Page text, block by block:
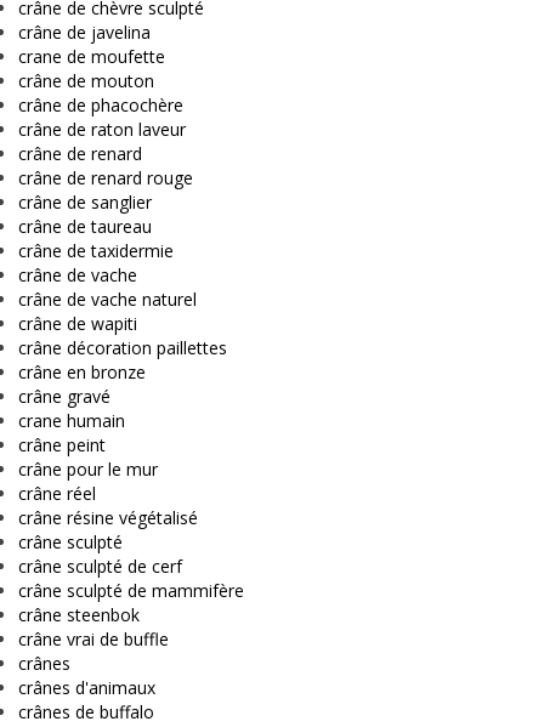
crâne de chèvre sculpté
crâne de javelina
crane de moufette
crâne de mouton
crâne de phacochère
crâne de raton laveur
crâne de renard
crâne de renard rouge
crâne de sanglier
crâne de taureau
crâne de taxidermie
crâne de vache
crâne de vache naturel
crâne de wapiti
crâne décoration paillettes
crâne en bronze
crâne gravé
crane humain
crâne peint
crâne pour le mur
crâne réel
crâne résine végétalisé
crâne sculpté
crâne sculpté de cerf
crâne sculpté de mammifère
crâne steenbok
crâne vrai de buffle
crânes
crânes d'animaux
crânes de buffalo